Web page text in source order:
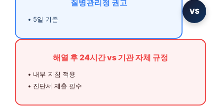
질병관리청 권고
• 5일 기준
VS
해열 후 24시간 vs 기관 자체 규정
• 내부 지침 적용
• 진단서 제출 필수